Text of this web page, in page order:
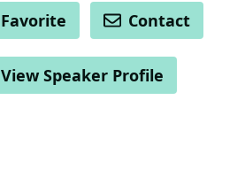
Favorite Contact
View Speaker Profile